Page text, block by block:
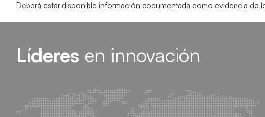
Deberá estar disponible información documentada como evidencia de
Líderes en innovación